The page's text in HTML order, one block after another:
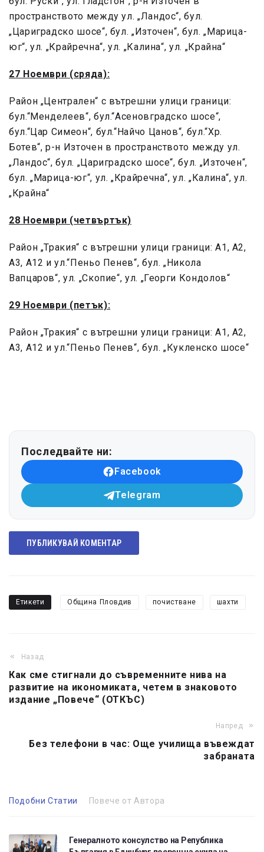
пространството между ул. „Ландос“, бул.
„Цариградско шосе“, бул. „Източен“, бул. „Марица-
юг“, ул. „Крайречна“, ул. „Калина“, ул. „Крайна“
27 Ноември (сряда):
Район „Централен“ с вътрешни улици граници:
бул.“Менделеев“, бул.“Асеновградско шосе“,
бул.“Цар Симеон“, бул.“Найчо Цанов“, бул.“Хр.
Ботев“, р-н Източен в пространството между ул.
„Ландос“, бул. „Цариградско шосе“, бул. „Източен“,
бул. „Марица-юг“, ул. „Крайречна“, ул. „Калина“, ул.
„Крайна“
28 Ноември (четвъртък)
Район „Тракия“ с вътрешни улици граници: А1, А2,
А3, А12 и ул.“Пеньо Пенев“, бул. „Никола
Вапцаров“, ул. „Скопие“, ул. „Георги Кондолов“
29 Ноември (петък):
Район „Тракия“ с вътрешни улици граници: А1, А2,
А3, А12 и ул.“Пеньо Пенев“, бул. „Кукленско шосе“
Последвайте ни:
Facebook
Telegram
ПУБЛИКУВАЙ КОМЕНТАР
Етикети Община Пловдив почистване шахти
Назад
Как сме стигнали до съвременните нива на
развитие на икономиката, четем в знаковото
издание „Повече“ (ОТКЪС)
Напред
Без телефони в час: Още училища въвеждат
забраната
Подобни Статии Повече от Автора
Генералното консулство на Република